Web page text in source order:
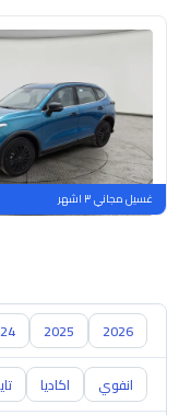
جديدة
ملوحة
غسيل مجاني ٣ اشهر
2026
2025
انفوي اكاديا